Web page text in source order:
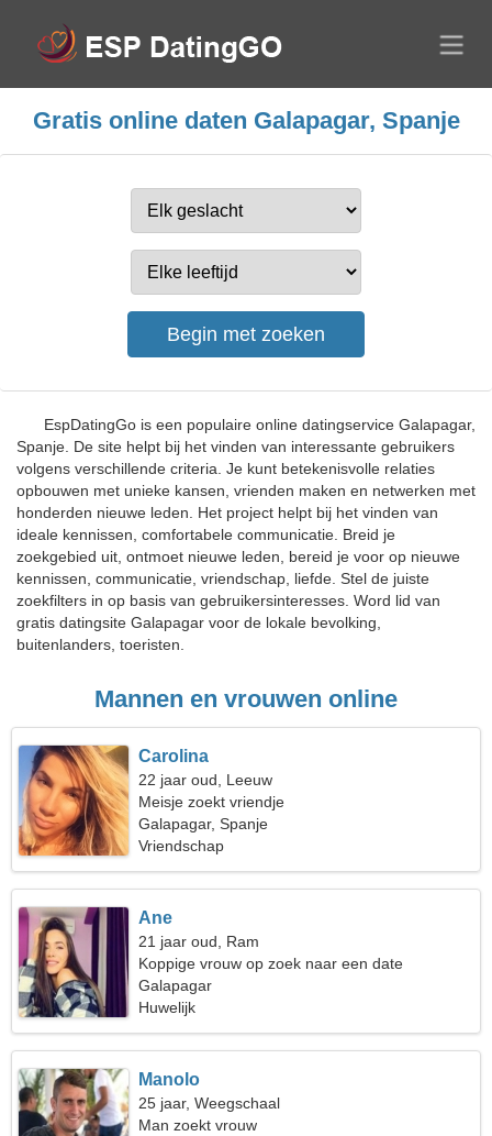
Gratis online daten Galapagar, Spanje
EspDatingGo is een populaire online datingservice Galapagar,
Spanje. De site helpt bij het vinden van interessante gebruikers
volgens verschillende criteria. Je kunt betekenisvolle relaties
opbouwen met unieke kansen, vrienden maken en netwerken met
honderden nieuwe leden. Het project helpt bij het vinden van
ideale kennissen, comfortabele communicatie. Breid je
zoekgebied uit, ontmoet nieuwe leden, bereid je voor op nieuwe
kennissen, communicatie, vriendschap, liefde. Stel de juiste
zoekfilters in op basis van gebruikersinteresses. Word lid van
gratis datingsite Galapagar voor de lokale bevolking,
buitenlanders, toeristen.
Mannen en vrouwen online
Carolina
22 jaar oud, Leeuw
Meisje zoekt vriendje
Galapagar, Spanje
Vriendschap
Ane
21 jaar oud, Ram
Koppige vrouw op zoek naar een date
Galapagar
Huwelijk
Manolo
25 jaar, Weegschaal
Man zoekt vrouw